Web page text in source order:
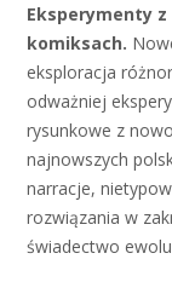
Eksperymenty
komiksach.
eksploracja
odważniej
rysunkowe z
najnowszych
narracje,
rozwiązania w
świadectwo